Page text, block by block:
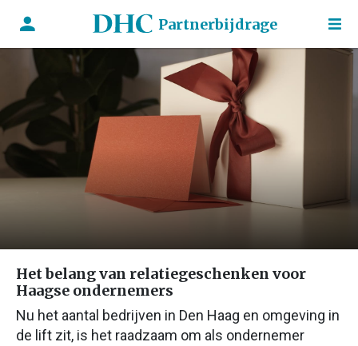
Partnerbijdrage
Het belang van relatiegeschenken voor
Haagse ondernemers
Nu het aantal bedrijven in Den Haag en omgeving in
de lift zit, is het raadzaam om als ondernemer